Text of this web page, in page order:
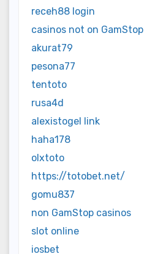
receh88 login
casinos not on GamStop
akurat79
pesona77
tentoto
rusa4d
alexistogel link
haha178
olxtoto
https://totobet.net/
gomu837
non GamStop casinos
slot online
iosbet